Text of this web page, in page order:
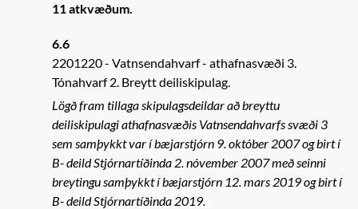
11 atkvæðum.
6.6
2201220
Vatnsendahvarf - athafnasvæði 3.
Tónahvarf 2. Breytt deiliskipulag.
Lögð fram tillaga skipulagsdeildar að breyttu
deiliskipulagi athafnasvæðis Vatnsendahvarfs svæði 3
sem samþykkt var í bæjarstjórn 9. október 2007 og birt í
B- deild Stjórnartíðinda 2. nóvember 2007 með seinni
breytingu samþykkt í bæjarstjórn 12. mars 2019 og birt í
B- deild Stjórnartíðinda 2019.